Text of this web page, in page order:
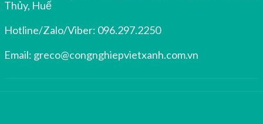
Thủy, Huế
Hotline/Zalo/Viber: 096.297.2250
Email: greco@congnghiepvietxanh.com.vn